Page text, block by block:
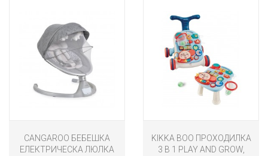
CANGAROO БЕБЕШКА
ЕЛЕКТРИЧЕСКА ЛЮЛКА
KIKKA BOO ПРОХОДИЛКА
3 В 1 PLAY AND GROW,